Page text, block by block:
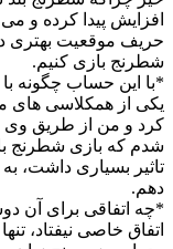
افزایش پیدا کرده و
حریف موقعیت بهتری
شطرنج بازی کنیم.
*با این حساب چگونه
یکی از همکلاسی های
کرد و من از طریق وی
شدم که بازی شطرنج
تاثیر بسیاری داشت،
دهم.
*چه اتفاقی برای آن
اتفاق خاصی نیفتاد،